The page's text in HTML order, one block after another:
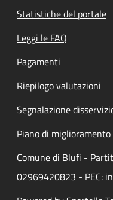
Statistiche del portale
Leggi le FAQ
Pagamenti
Riepilogo valutazioni
Segnalazione
Piano di
Comune di Blufi -
02969420823 - PEC: